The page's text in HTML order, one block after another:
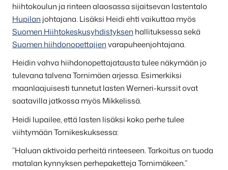
hiihtokoulun ja rinteen alaosassa sijaitsevan lastentalo
Hupilan johtajana. Lisäksi Heidi ehti vaikuttaa myös
Suomen Hiihtokeskusyhdistyksen hallituksessa sekä
Suomen hiihdonopettajienvarapuheenjohtajana.
Heidin vahva hiihdonopettajatausta tulee näkymään jo
tulevana talvena Tornimäen arjessa. Esimerkiksi
maanlaajuisesti tunnetut lasten Werneri-kurssit ovat
saatavilla jatkossa myös Mikkelissä.
Heidi lupailee, että lasten lisäksi koko perhe tulee
viihtymään Tornikeskuksessa:
”Haluan aktivoida perheitä rinteeseen. Tarkoitus on tuoda
matalan kynnyksen perhepaketteja Tornimäkeen.”